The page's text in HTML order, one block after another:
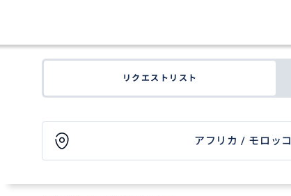
リクエストリスト
アフリカ / モロッコ